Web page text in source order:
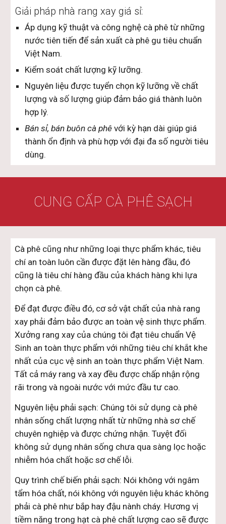
Giải pháp nhà rang xay giá sỉ:
Áp dụng kỹ thuật và công nghệ cà phê từ những
nước tiên tiến để sản xuất cà phê gu tiêu chuẩn
Việt Nam.
Kiểm soát chất lượng kỹ lưỡng.
Nguyên liệu được tuyển chọn kỹ lưỡng về chất
lượng và số lượng giúp đảm bảo giá thành luôn
hợp lý.
Bán sỉ, bán buôn cà phêvới kỳ hạn dài giúp giá
thành ổn định và phù hợp với đại đa số người tiêu
dùng.
CUNG CẤP CÀ PHÊ SẠCH
Cà phê cũng như những loại thực phẩm khác, tiêu
chí an toàn luôn cần được đặt lên hàng đầu, đó
cũng là tiêu chí hàng đầu của khách hàng khi lựa
chọn cà phê.
Để đạt được điều đó, cơ sở vật chất của nhà rang
xay phải đảm bảo được an toàn vệ sinh thực phẩm.
Xưởng rang xay của chúng tôi đạt tiêu chuẩn Vệ
Sinh an toàn thực phẩm với những tiêu chí khắt khe
nhất của cục vệ sinh an toàn thực phẩm Việt Nam.
Tất cả máy rang và xay đều được chấp nhận rộng
rãi trong và ngoài nước với mức đầu tư cao.
Nguyên liệu phải sạch: Chúng tôi sử dụng cà phê
nhân sống chất lượng nhất từ những nhà sơ chế
chuyên nghiệp và được chứng nhận. Tuyệt đối
không sử dụng nhân sống chưa qua sàng lọc hoặc
nhiễm hóa chất hoặc sơ chế lỗi.
Quy trình chế biến phải sạch: Nói không với ngâm
tẩm hóa chất, nói không với nguyên liệu khác không
phải cà phê như bắp hay đậu nành cháy. Hương vị
tiềm năng trong hạt cà phê chất lượng cao sẽ được